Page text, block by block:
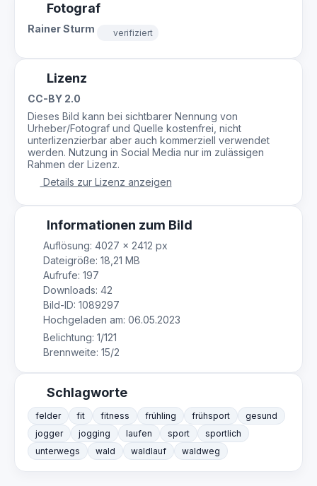
Fotograf
Rainer Sturm verifiziert
Lizenz
CC-BY 2.0
Dieses Bild kann bei sichtbarer Nennung von
Urheber/Fotograf und Quelle kostenfrei, nicht
unterlizenzierbar aber auch kommerziell verwendet
werden. Nutzung in Social Media nur im zulässigen
Rahmen der Lizenz.
Details zur Lizenz anzeigen
Informationen zum Bild
Auflösung: 4027 × 2412 px
Dateigröße: 18,21 MB
Aufrufe: 197
Downloads: 42
Bild-ID: 1089297
Hochgeladen am: 06.05.2023
Belichtung: 1/121
Brennweite: 15/2
Schlagworte
felder fit fitness frühling frühsport
gesund
jogger
jogging laufen sport
sportlich
unterwegs
wald waldlauf waldweg